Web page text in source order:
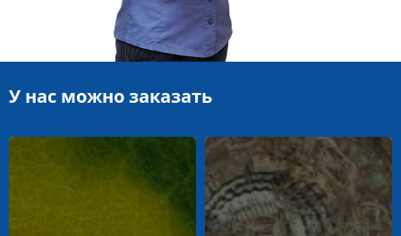
У нас можно заказать